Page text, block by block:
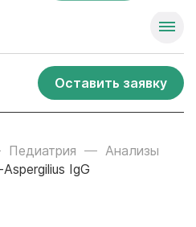
Оставить заявку
Педиатрия
Анализы
IgG